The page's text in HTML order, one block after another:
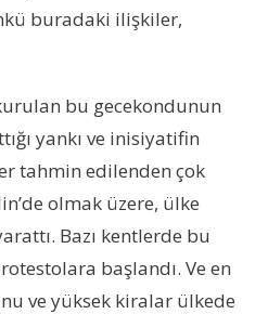
buradaki ilişkiler,
bu gecekondunun
yankı ve inisiyatifin
tahmin edilenden çok
olmak üzere, ülke
Bazı kentlerde bu
başlandı. Ve en
ve yüksek kiralar ülkede